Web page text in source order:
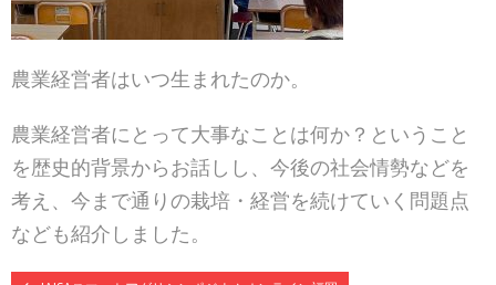
農業経営者はいつ生まれたのか。
農業経営者にとって大事なことは何か？ということ
を歴史的背景からお話しし、今後の社会情勢などを
考え、今まで通りの栽培・経営を続けていく問題点
なども紹介しました。